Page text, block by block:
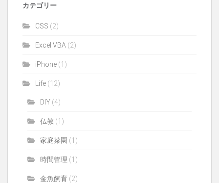
カテゴリー
CSS (2)
Excel VBA (2)
iPhone (1)
Life (12)
DIY (4)
仏教 (1)
家庭菜園 (1)
時間管理 (1)
金魚飼育 (2)